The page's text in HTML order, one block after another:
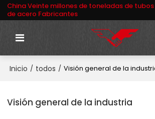
China Veinte millones de toneladas de tubos
de acero Fabricantes
Inicio / todos / Visión general de la
Visión general de la industria